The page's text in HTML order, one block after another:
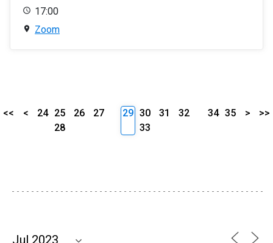
17:00
Zoom
<< < 24 25 26
27
28
29 30 31
32
33
34 35 > >>